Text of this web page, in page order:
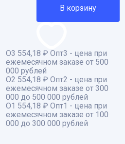
В корзину
О3 554,18 ₽ Опт3 - цена при
ежемесячном заказе от 500
000 рублей
О2 554,18 ₽ Опт2 - цена при
ежемесячном заказе от 300
000 до 500 000 рублей
О1 554,18 ₽ Опт1 - цена при
ежемесячном заказе от 100
000 до 300 000 рублей